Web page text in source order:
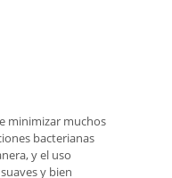
minimizar muchos
bacterianas
y el uso
y bien